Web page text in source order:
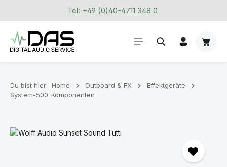
Zum Hauptinhalt springenTel: +49 (0)40-4711 348 0
Du bist hier: Home Outboard & FX
Effektgeräte
System-500-Komponenten
Bildergalerie überspringen